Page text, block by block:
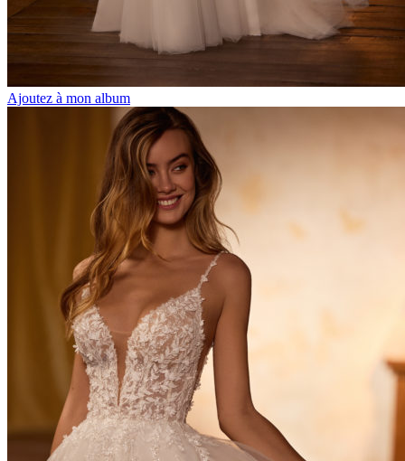
Ajoutez à mon album